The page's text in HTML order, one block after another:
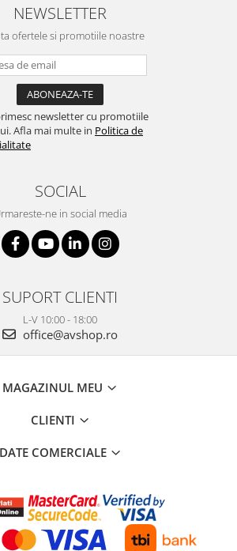
NEWSLETTER
ofertele si promotiile noastre
newsletter cu promotiile
Afla mai multe in Politica de
SOCIAL
ne in social media
SUPORT CLIENTI
L-V 10:00 - 18:00
office@avshop.ro
MAGAZINUL MEU
CLIENTI
DATE COMERCIALE